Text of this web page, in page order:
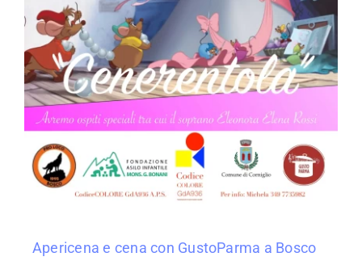
Apericena e cena con GustoParma a Bosco